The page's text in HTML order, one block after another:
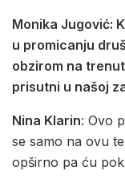
Monika Jugović:
u promicanju
obzirom na
prisutni u našoj
Nina Klarin: Ovo
se samo na ovu
opširno pa ću